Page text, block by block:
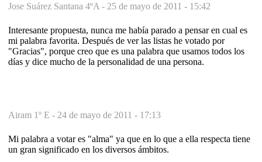
Jose Suárez Santana 4ºA - 25 de mayo de 2011 - 15:42
Interesante propuesta, nunca me había parado a pensar en cual es
mi palabra favorita. Después de ver las listas he votado por
"Gracias", porque creo que es una palabra que usamos todos los
días y dice mucho de la personalidad de una persona.
Airam 1º E - 24 de mayo de 2011 - 17:13
Mi palabra a votar es "alma" ya que en lo que a ella respecta tiene
un gran significado en los diversos ámbitos.